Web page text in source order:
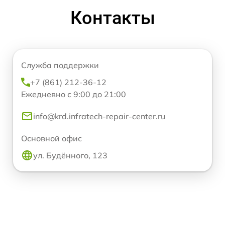
Контакты
Служба поддержки
+7 (861) 212-36-12
Ежедневно с 9:00 до 21:00
info@krd.infratech-repair-center.ru
Основной офис
ул. Будённого, 123